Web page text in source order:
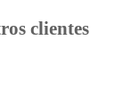
clientes